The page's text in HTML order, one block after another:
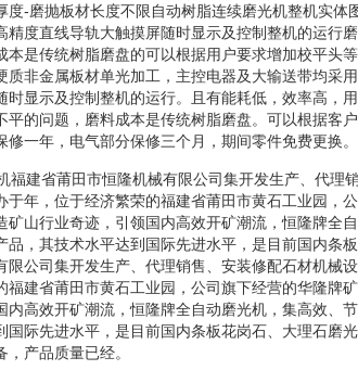
度-磨抛板材长度不限自动树脂连续磨光机整机实
精度直线导轨大触摸屏随时显示及控制整机的运行
本是传统树脂磨盘的可以根据用户要求增加校平头
质非金属板材单光加工，主控电器及大输送带均采
时显示及控制整机的运行。且有能耗低，效率高，
平的问题，磨料成本是传统树脂磨盘。可以根据客
修一年，电气部分保修三个月，期间零件免费更换。
福建省莆田市恒隆机械有限公司集开发生产、代理
于年，位于经济繁荣的福建省莆田市黄石工业园，
矿山行业奇迹，引领国内高效开矿潮流，恒隆牌全
品，其技术水平达到国际先进水平，是目前国内条
限公司集开发生产、代理销售、安装修配石材机械
福建省莆田市黄石工业园，公司旗下经营的华隆牌
内高效开矿潮流，恒隆牌全自动磨光机，集高效、
国际先进水平，是目前国内条板花岗石、大理石磨
产品质量已经。